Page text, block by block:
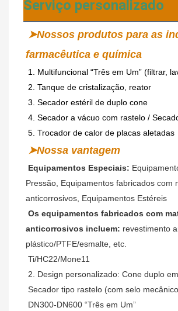
Serviço personalizado
➤Nossos produtos para as
farmacêutica e química
1. Multifuncional “Três em Um” (filtrar,
2. Tanque de cristalização, reator
3. Secador estéril de duplo cone
4. Secador a vácuo com rastelo /
5. Trocador de calor de placas aletadas
➤Nossa vantagem
Equipamentos Especiais:
Pressão, Equipamentos fabricados com
anticorrosivos, Equipamentos Estéreis
Os equipamentos fabricados com
anticorrosivos incluem: revestimento
plástico/PTFE/esmalte, etc.
Ti/HC22/Mone11
2. Design personalizado: Cone duplo
Secador tipo rastelo (com selo
DN300-DN600 “Três em Um”